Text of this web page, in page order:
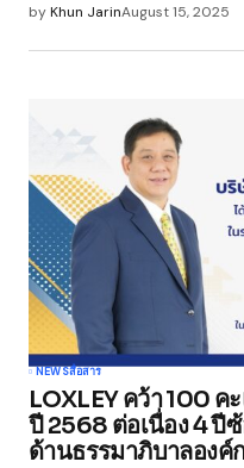
Save my name,
browser for the
byKhun JarinAugust 15, 2025
NEWSสื่อสาร
LOXLEY คว้า 100
ปี 2568 ต่อเนื่อง 4 ปี
ด้านธรรมาภิบาลองค์